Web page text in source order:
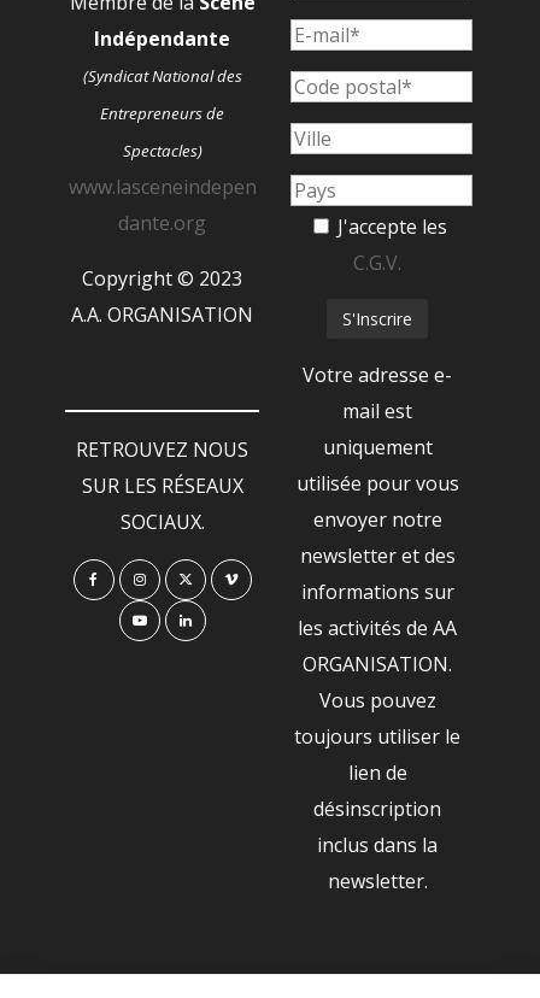
Indépendante
(Syndicat National des
Entrepreneurs de
Spectacles)
www.lasceneindepen
dante.org
Copyright © 2023
A.A. ORGANISATION
RETROUVEZ NOUS
SUR LES RÉSEAUX
SOCIAUX.
J'accepte les
C.G.V.
Votre adresse e-
mail est
uniquement
utilisée pour vous
envoyer notre
newsletter et des
informations sur
les activités de AA
ORGANISATION.
Vous pouvez
toujours utiliser le
lien de
désinscription
inclus dans la
newsletter.
NOS PARTENAIRES